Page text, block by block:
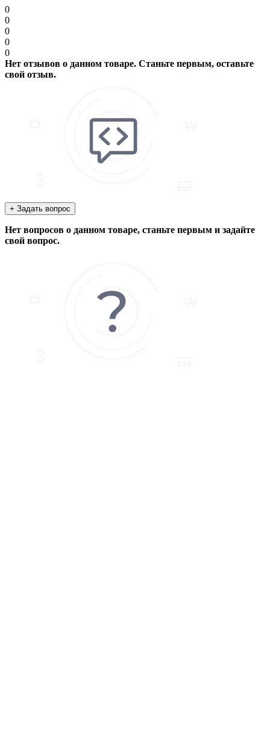
0
0
0
0
0
Нет отзывов о данном товаре. Станьте первым, оставьте
свой отзыв.
+ Задать вопрос
Нет вопросов о данном товаре, станьте первым и задайте
свой вопрос.